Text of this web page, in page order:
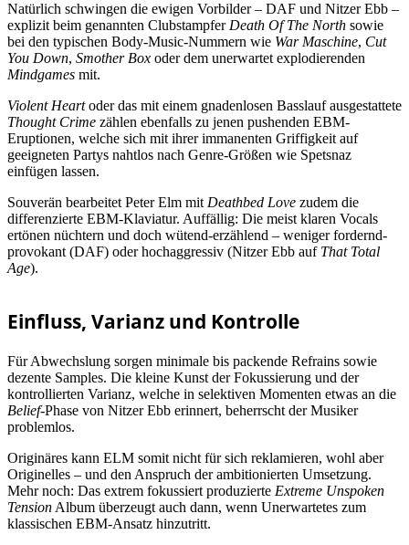
Natürlich schwingen die ewigen Vorbilder – DAF und Nitzer Ebb –
explizit beim genannten Clubstampfer Death Of The North sowie
bei den typischen Body-Music-Nummern wie War Maschine, Cut
You Down, Smother Box oder dem unerwartet explodierenden
Mindgames mit.
Violent Heartoder das mit einem gnadenlosen Basslauf ausgestattete
Thought Crime zählen ebenfalls zu jenen pushenden EBM-
Eruptionen, welche sich mit ihrer immanenten Griffigkeit auf
geeigneten Partys nahtlos nach Genre-Größen wie Spetsnaz
einfügen lassen.
Souverän bearbeitet Peter Elm mit Deathbed Love zudem die
differenzierte EBM-Klaviatur. Auffällig: Die meist klaren Vocals
ertönen nüchtern und doch wütend-erzählend – weniger fordernd-
provokant (DAF) oder hochaggressiv (Nitzer Ebb auf That Total
Age).
Einfluss, Varianz und Kontrolle
Für Abwechslung sorgen minimale bis packende Refrains sowie
dezente Samples. Die kleine Kunst der Fokussierung und der
kontrollierten Varianz, welche in selektiven Momenten etwas an die
Belief-Phase von Nitzer Ebb erinnert, beherrscht der Musiker
problemlos.
Originäres kann ELM somit nicht für sich reklamieren, wohl aber
Originelles – und den Anspruch der ambitionierten Umsetzung.
Mehr noch: Das extrem fokussiert produzierte Extreme Unspoken
Tension Album überzeugt auch dann, wenn Unerwartetes zum
klassischen EBM-Ansatz hinzutritt.